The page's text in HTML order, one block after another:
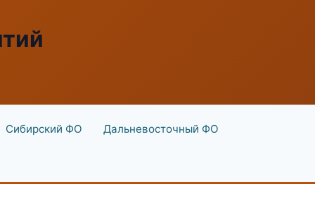
Сибирский ФО Дальневосточный ФО